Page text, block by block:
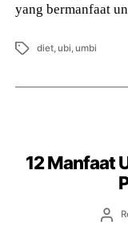
yang bermanfaat
Tags diet,ubi,umbi
12 Manfaat
Post